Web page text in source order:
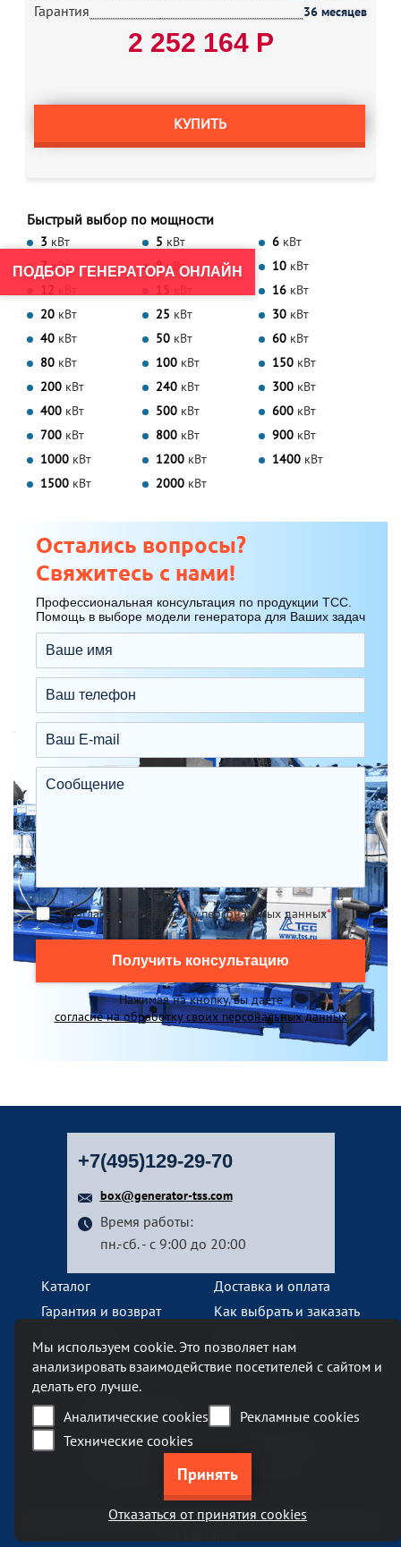
Гарантия 36 месяцев
2 252 164 Р
КУПИТЬ
Быстрый выбор по мощности
3 кВт 5 кВт 6 кВт
7 кВт 8 кВт 10 кВт
12
15 16 кВт
20 кВт 25 кВт 30 кВт
40 кВт 50 кВт 60 кВт
80 кВт 100 кВт 150 кВт
200 кВт 240 кВт 300 кВт
400 кВт 500 кВт 600 кВт
700 кВт 800 кВт 900 кВт
1000 кВт 1200 кВт 1400 кВт
1500 кВт 2000 кВт
Остались вопросы?
Свяжитесь с нами!
Профессиональная консультация по продукции ТСС.
Помощь в выборе модели генератора для Ваших задач
Я согласен на обработку персональных данных*
Получить консультацию
Нажимая на кнопку, вы даете
согласие на обработку своих персональных данных
+7(495)129-29-70
box@generator-tss.com
Время работы:
пн.-сб. - с 9:00 до 20:00
Каталог
Доставка и оплата
Гарантия и возврат
Как выбрать и заказать
Контакты
Наш офис
Москва, Ленинский проспект, 119А
Бизнес-центр «Ленинский 119А»
метро Тропарево
Информация на сайте generator-tss.com не является публичной
ПОДБОР ГЕНЕРАТОРА ОНЛАЙН
Мы используем cookie. Это позволяет нам
анализировать взаимодействие посетителей с сайтом и
делать его лучше.
Аналитические cookies
Рекламные cookies
Технические cookies
Отказаться от принятия cookies